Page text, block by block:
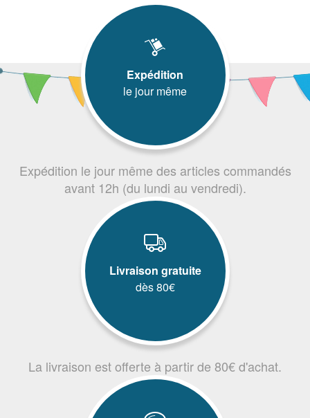
Expédition
le jour même
Expédition le jour même des articles commandés
avant 12h (du lundi au vendredi).
Livraison gratuite
dès 80€
La livraison est offerte à partir de 80€ d'achat.